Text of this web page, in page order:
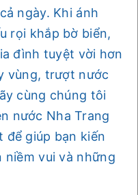
ngày. Khi ánh
rọi khắp bờ biển,
đình tuyệt vời hơn
vùng, trượt nước
cùng chúng tôi
nước Nha Trang
để giúp bạn kiến
vui và những